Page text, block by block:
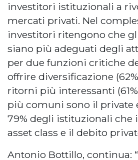
investitori istituzionali a
mercati privati. Nel
investitori ritengono che
siano più adeguati degli
per due funzioni critiche
offrire diversificazione
ritorni più interessanti
più comuni sono il private
79% degli istituzionali che
asset class e il debito
Antonio Bottillo, continua: